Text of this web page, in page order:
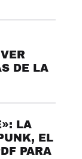
DE LA
LA
EL
PARA